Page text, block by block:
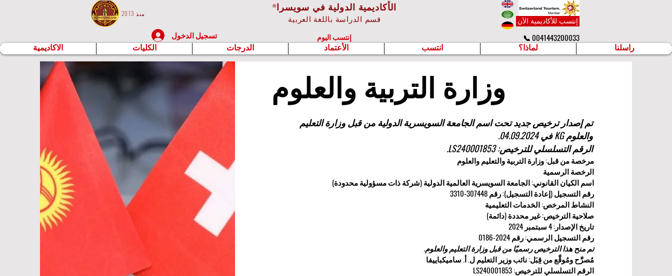
منذ 2013
الأكاديمية الدولية في سويسرا®
قسم الدراسة باللغة العربية
تسجيل الدخول
إنتسب اليوم
إنتسب للأكاديمية الآن
📞 0041443200033
الاكاديمية الكليات الدرجات الأعتماد انتسب لماذا؟ راسلنا
وزارة التربية والعلوم
تم إصدار ترخيص جديد تحت اسم الجامعة السويسرية الدولية من قبل وزارة التعليم
والعلوم KG في 04.09.2024.
الرقم التسلسلي للترخيص: LS240001853.
مرخصة من قبل: وزارة التربية والتعليم والعلوم
الرخصة الرسمية
اسم الكيان القانوني: الجامعة السويسرية العالمية الدولية (شركة ذات مسؤولية محدودة)
رقم التسجيل (إعادة التسجيل): رقم 307448-3310
النشاط المرخص: الخدمات التعليمية
صلاحية الترخيص: غير محددة (دائمة)
تاريخ الإصدار: 4 سبتمبر 2024
رقم التسجيل الرسمي: رقم 2024-0186
تم منح هذا الترخيص رسميًا من قبل وزارة التعليم والعلوم.
مُصرَّح ومُوقَّع من قِبَل: نائب وزير التعليم ل. أ. ساميكباييفا
الرقم التسلسلي للترخيص: LS240001853